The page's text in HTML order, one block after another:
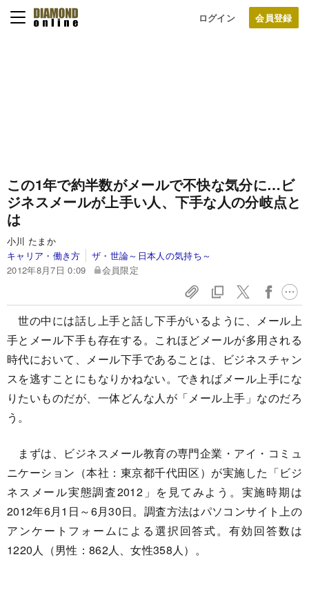
ログイン
この1年で約半数がメールで不快な気分に…ビ
ジネスメールが上手い人、下手な人の分岐点と
は
小川 たまか
キャリア・働き方
ザ・世論～日本人の気持ち～
2012年8月7日 0:09
会員限定
世の中には話し上手と話し下手がいるように、メール上
手とメール下手も存在する。これほどメールが多用される
時代において、メール下手であることは、ビジネスチャン
スを逃すことにもなりかねない。できればメール上手にな
りたいものだが、一体どんな人が「メール上手」なのだろ
う。
まずは、ビジネスメール教育の専門企業・アイ・コミュ
ニケーション（本社：東京都千代田区）が実施した「ビジ
ネスメール実態調査2012」を見てみよう。実施時期は
2012年6月1日～6月30日。調査方法はパソコンサイト上の
アンケートフォームによる選択回答式。有効回答数は
1220人（男性：862人、女性358人）。